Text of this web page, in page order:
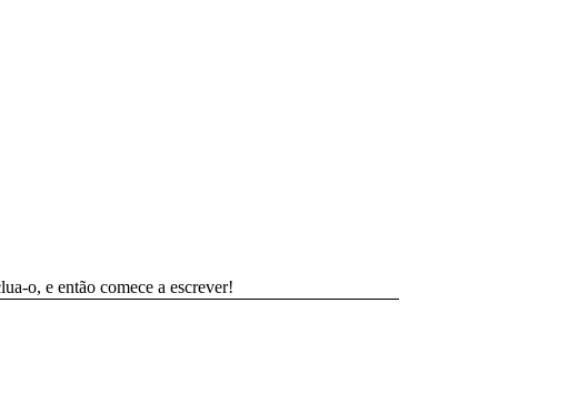
o, e então comece a escrever!